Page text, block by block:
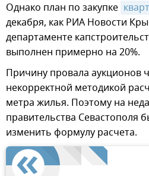
Однако план по закупке
декабря, как РИА Новости
департаменте
выполнен примерно на 20%.
Причину провала аукционов
некорректной методикой
метра жилья. Поэтому на
правительства Севастополя
изменить формулу расчета.